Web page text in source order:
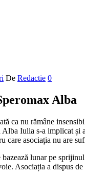
De Redactie 0
Alba
ca nu rămâne
Iulia s-a implicat și
care asociația nu are
lunar pe
Asociația a dispus